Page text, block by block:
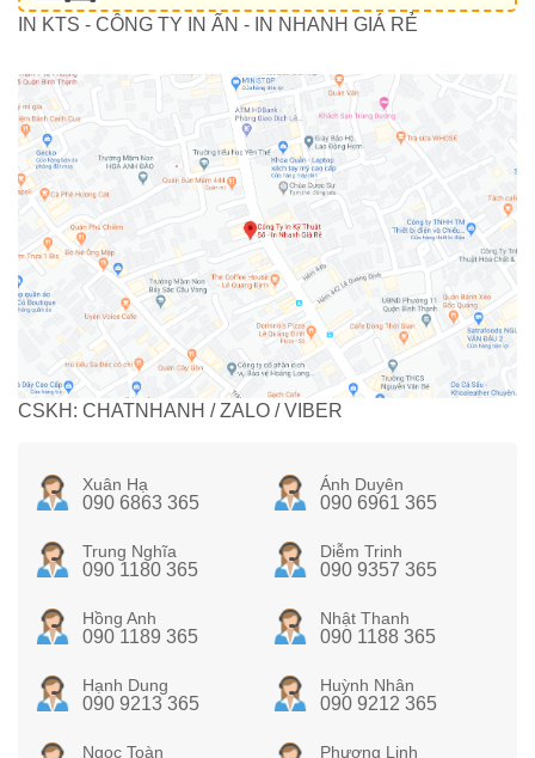
IN KTS - CÔNG TY IN ẤN - IN NHANH GIÁ RẺ
CSKH: CHATNHANH / ZALO / VIBER
Xuân Hạ
090 6863 365
Ánh Duyên
090 6961 365
Trung Nghĩa
090 1180 365
Diễm Trinh
090 9357 365
Hồng Anh
090 1189 365
Nhật Thanh
090 1188 365
Hạnh Dung
090 9213 365
Huỳnh Nhân
090 9212 365
Ngọc Toàn Phương Linh